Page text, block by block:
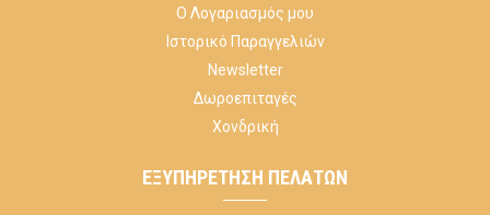
Ο Λογαριασμός μου
Ιστορικό Παραγγελιών
Newsletter
Δωροεπιταγές
Χονδρική
ΕΞΥΠΗΡΈΤΗΣΗ ΠΕΛΑΤΏΝ